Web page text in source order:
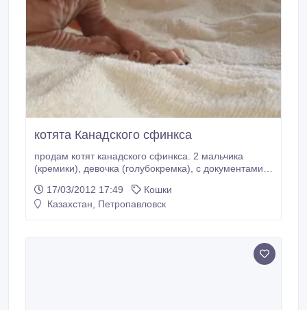
котята Канадского сфинкса
продам котят канадского сфинкса. 2 мальчика
(кремики), девочка (голубокремка), с документами.
17/03/2012 17:49
Кошки
Казахстан, Петропавловск